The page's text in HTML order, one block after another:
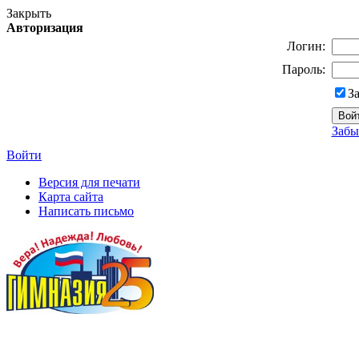
Закрыть
Авторизация
Логин:
Пароль:
Войти
Версия для печати
Карта сайта
Написать письмо